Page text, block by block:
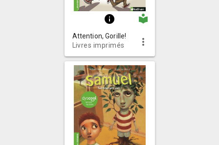
info local_library
Attention, Gorille!
Livres imprimés
more_vert